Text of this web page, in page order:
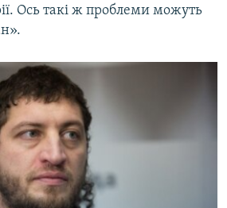
Ось такі ж проблеми можуть